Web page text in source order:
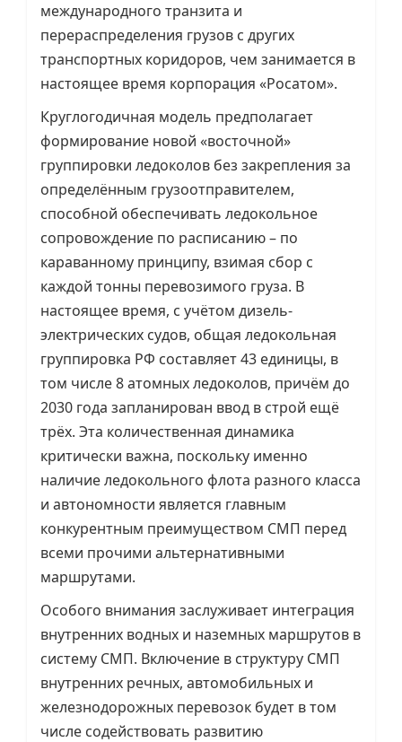
международного транзита и
перераспределения грузов с других
транспортных коридоров, чем занимается в
настоящее время корпорация «Росатом».
Круглогодичная модель предполагает
формирование новой «восточной»
группировки ледоколов без закрепления за
определённым грузоотправителем,
способной обеспечивать ледокольное
сопровождение по расписанию – по
караванному принципу, взимая сбор с
каждой тонны перевозимого груза. В
настоящее время, с учётом дизель-
электрических судов, общая ледокольная
группировка РФ составляет 43 единицы, в
том числе 8 атомных ледоколов, причём до
2030 года запланирован ввод в строй ещё
трёх. Эта количественная динамика
критически важна, поскольку именно
наличие ледокольного флота разного класса
и автономности является главным
конкурентным преимуществом СМП перед
всеми прочими альтернативными
маршрутами.
Особого внимания заслуживает интеграция
внутренних водных и наземных маршрутов в
систему СМП. Включение в структуру СМП
внутренних речных, автомобильных и
железнодорожных перевозок будет в том
числе содействовать развитию